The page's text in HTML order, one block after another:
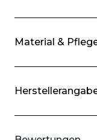
Material &